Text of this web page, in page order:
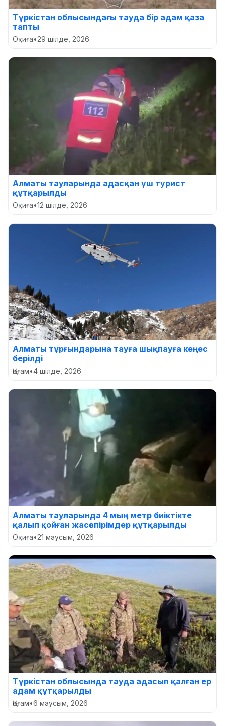
Түркістан облысындағы тауда бір адам қаза
тапты
Оқиға•29 шілде, 2026
Алматы тауларында адасқан үш турист
құтқарылды
Оқиға•12 шілде, 2026
Алматы тұрғындарына тауға шықпауға кеңес
берілді
Қоғам•4 шілде, 2026
Алматы тауларында 4 мың метр биіктікте
қалып қойған жасөспірімдер құтқарылды
Оқиға•21 маусым, 2026
Түркістан облысында тауда адасып қалған ер
адам құтқарылды
Қоғам•6 маусым, 2026